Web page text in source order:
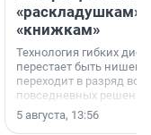
«раскладушкам»
«книжкам»
Технология гибких
перестает быть
переходит в разряд
повседневных
5 августа, 13:56